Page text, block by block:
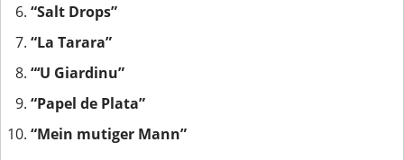
“Salt Drops”
“La Tarara”
“‘U Giardinu”
“Papel de Plata”
“Mein mutiger Mann”